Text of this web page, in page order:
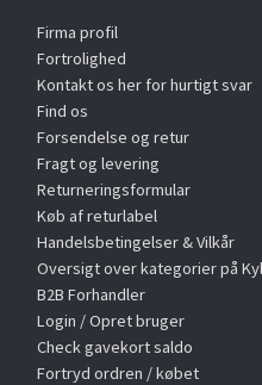
Firma profil
Fortrolighed
Kontakt os her for hurtigt svar
Find os
Forsendelse og retur
Fragt og levering
Returneringsformular
Køb af returlabel
Handelsbetingelser & Vilkår
Oversigt over kategorier på
B2B Forhandler
Login / Opret bruger
Check gavekort saldo
Fortryd ordren / købet